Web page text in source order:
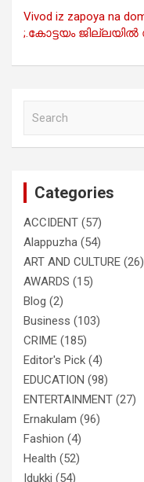
Vivod iz zapoya na
;.കോട്ടയം
Categories
ACCIDENT (57)
Alappuzha (54)
ART AND CULTURE (26)
AWARDS (15)
Blog (2)
Business (103)
CRIME (185)
Editor's Pick (4)
EDUCATION (98)
ENTERTAINMENT (27)
Ernakulam (96)
Fashion (4)
Health (52)
Idukki (54)